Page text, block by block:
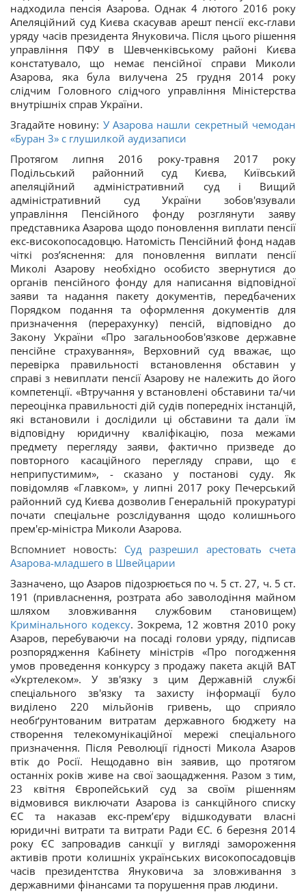
надходила пенсія Азарова. Однак 4 лютого 2016 року
Апеляційний суд Києва скасував арешт пенсії екс-глави
уряду часів президента Януковича. Після цього рішення
управління ПФУ в Шевченківському районі Києва
констатувало, що немає пенсійної справи Миколи
Азарова, яка була вилучена 25 грудня 2014 року
слідчим Головного слідчого управління Міністерства
внутрішніх справ України.
Згадайте новину: У Азарова нашли секретный чемодан
«Буран 3» с глушилкой аудизаписи
Протягом липня 2016 року-травня 2017 року
Подільський районний суд Києва, Київський
апеляційний адміністративний суд і Вищий
адміністративний суд України зобов'язували
управління Пенсійного фонду розглянути заяву
представника Азарова щодо поновлення виплати пенсії
екс-високопосадовцю. Натомість Пенсійний фонд надав
чіткі роз’яснення: для поновлення виплати пенсії
Миколі Азарову необхідно особисто звернутися до
органів пенсійного фонду для написання відповідної
заяви та надання пакету документів, передбачених
Порядком подання та оформлення документів для
призначення (перерахунку) пенсій, відповідно до
Закону України «Про загальнообов'язкове державне
пенсійне страхування», Верховний суд вважає, що
перевірка правильності встановлення обставин у
справі з невиплати пенсії Азарову не належить до його
компетенції. «Втручання у встановлені обставини та/чи
переоцінка правильності дій судів попередніх інстанцій,
які встановили і дослідили ці обставини та дали їм
відповідну юридичну кваліфікацію, поза межами
предмету перегляду заяви, фактично призведе до
повторного касаційного перегляду справи, що є
неприпустимим», - сказано у постанові суду. Як
повідомляв «Главком», у липні 2017 року Печерський
районний суд Києва дозволив Генеральній прокуратурі
почати спеціальне розслідування щодо колишнього
прем'єр-міністра Миколи Азарова.
Вспомниет новость: Суд разрешил арестовать счета
Азарова-младшего в Швейцарии
Зазначено, що Азаров підозрюється по ч. 5 ст. 27, ч. 5 ст.
191 (привласнення, розтрата або заволодіння майном
шляхом зловживання службовим становищем)
Кримінального кодексу. Зокрема, 12 жовтня 2010 року
Азаров, перебуваючи на посаді голови уряду, підписав
розпорядження Кабінету міністрів «Про погодження
умов проведення конкурсу з продажу пакета акцій ВАТ
«Укртелеком». У зв'язку з цим Державній службі
спеціального зв'язку та захисту інформації було
виділено 220 мільйонів гривень, що сприяло
необґрунтованим витратам державного бюджету на
створення телекомунікаційної мережі спеціального
призначення. Після Революції гідності Микола Азаров
втік до Росії. Нещодавно він заявив, що протягом
останніх років живе на свої заощадження. Разом з тим,
23 квітня Європейський суд за своїм рішенням
відмовився виключати Азарова із санкційного списку
ЄС та наказав екс-прем’єру відшкодувати власні
юридичні витрати та витрати Ради ЄС. 6 березня 2014
року ЄС запровадив санкції у вигляді замороження
активів проти колишніх українських високопосадовців
часів президентства Януковича за зловживання з
державними фінансами та порушення прав людини.